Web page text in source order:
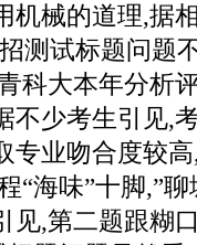
机械的道理,据
测试标题问题
科大本年分析
不少考生引见,
专业吻合度较
“海味”十脚,”
见,第二题跟糊